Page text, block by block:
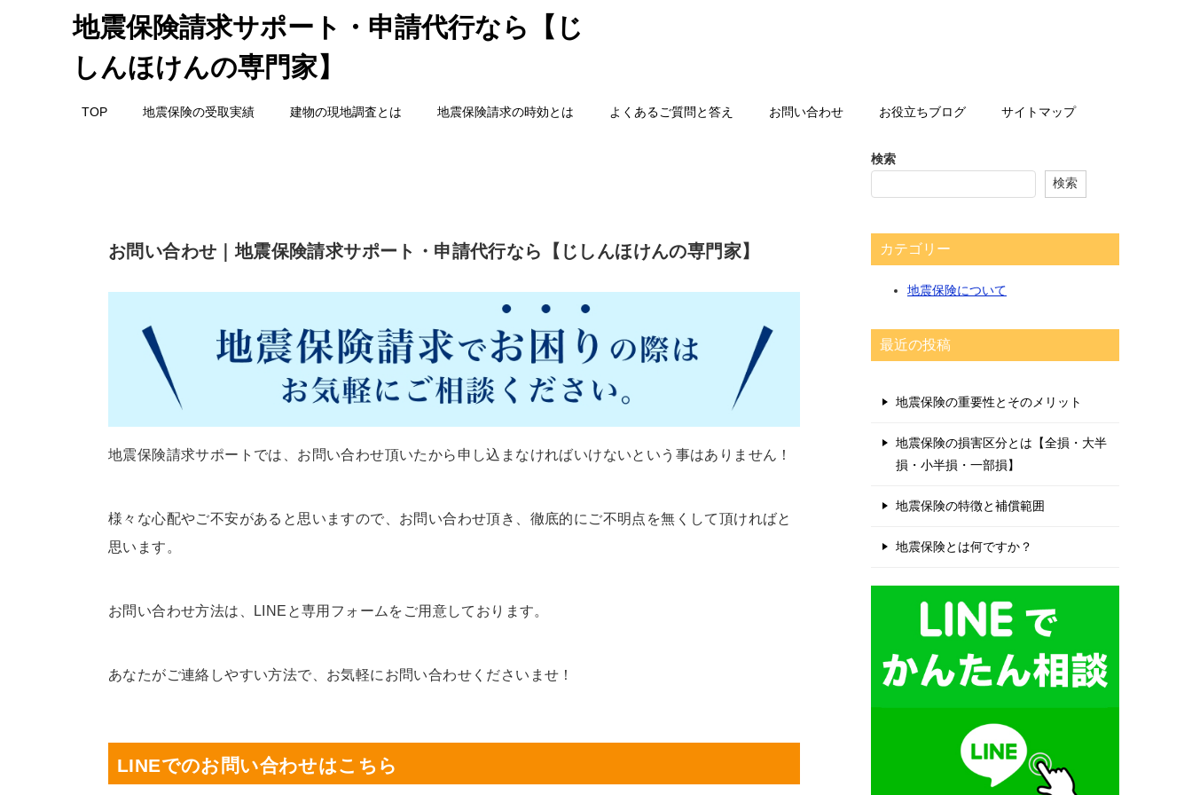
地震保険請求サポート・申請代行なら【じ
しんほけんの専門家】
TOP 地震保険の受取実績 建物の現地調査とは 地震保険請求の時効とは よくあるご質問と答え お問い合わせ お役立ちブログ サイトマップ
お問い合わせ｜地震保険請求サポート・申請代行なら【じしんほけんの専門家】
地震保険請求サポートでは、お問い合わせ頂いたから申し込まなければいけないという事はありません！
様々な心配やご不安があると思いますので、お問い合わせ頂き、徹底的にご不明点を無くして頂ければと
思います。
お問い合わせ方法は、LINEと専用フォームをご用意しております。
あなたがご連絡しやすい方法で、お気軽にお問い合わせくださいませ！
LINEでのお問い合わせはこちら
検索
検索
カテゴリー
地震保険について
最近の投稿
地震保険の重要性とそのメリット
地震保険の損害区分とは【全損・大半
損・小半損・一部損】
地震保険の特徴と補償範囲
地震保険とは何ですか？